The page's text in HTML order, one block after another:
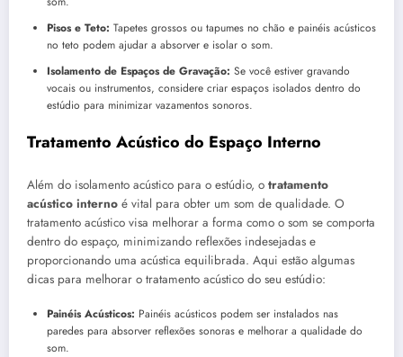
Pisos e Teto: Tapetes grossos ou tapumes no chão e painéis acústicos
no teto podem ajudar a absorver e isolar o som.
Isolamento de Espaços de Gravação: Se você estiver gravando
vocais ou instrumentos, considere criar espaços isolados dentro do
estúdio para minimizar vazamentos sonoros.
Tratamento Acústico do Espaço Interno
Além do isolamento acústico para o estúdio, o tratamento
acústico interno é vital para obter um som de qualidade. O
tratamento acústico visa melhorar a forma como o som se comporta
dentro do espaço, minimizando reflexões indesejadas e
proporcionando uma acústica equilibrada. Aqui estão algumas
dicas para melhorar o tratamento acústico do seu estúdio:
Painéis Acústicos: Painéis acústicos podem ser instalados nas
paredes para absorver reflexões sonoras e melhorar a qualidade do
som.